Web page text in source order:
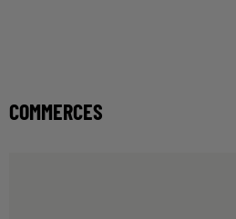
COMMERCES